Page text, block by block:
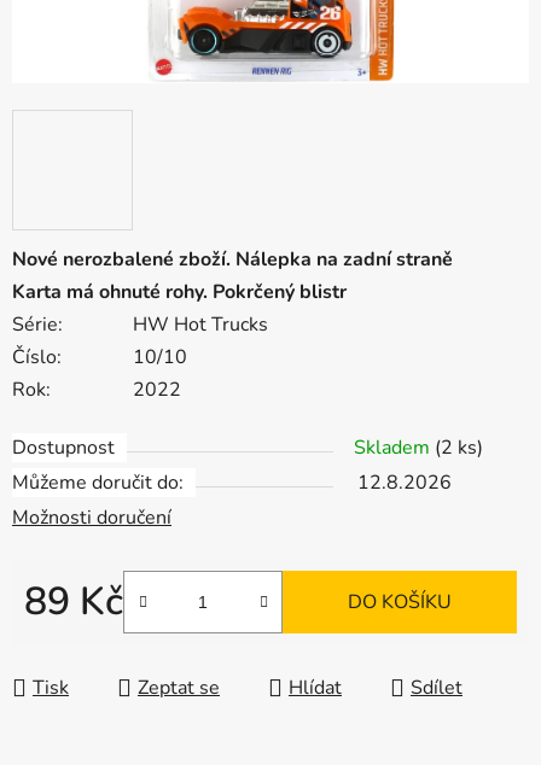
Nové nerozbalené zboží. Nálepka na zadní straně
Karta má ohnuté rohy. Pokrčený blistr
Série:
HW Hot Trucks
Číslo:
10/10
Rok:
2022
Dostupnost Skladem (2 ks)
Můžeme doručit do:
12.8.2026
Možnosti doručení
89 Kč
Měrná cena:
DO KOŠÍKU
Tisk Zeptat se Hlídat Sdílet